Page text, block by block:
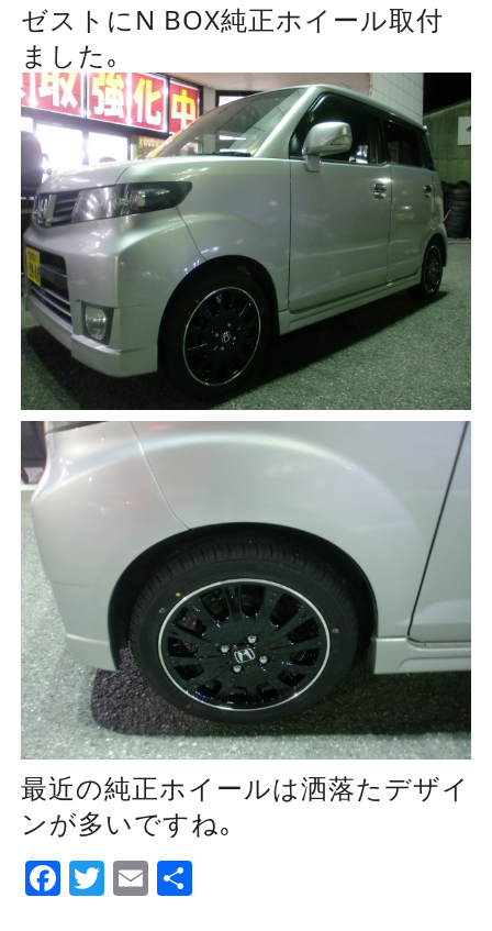
ゼストにN BOX純正ホイール取付
ました｡
最近の純正ホイールは洒落たデザイ
ンが多いですね｡
Facebook
Twitter
EmailShare